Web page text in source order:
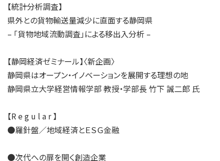
【統計分析調査】
県外との貨物輸送量減少に直面する静岡県
– 「貨物地域流動調査」による移出入分析 –
【静岡経済ゼミナール】〈新企画〉
静岡県はオープン・イノベーションを展開する理想の地
静岡県立大学経営情報学部 教授・学部長 竹下 誠二郎 氏
【R e g u l a r 】
●羅針盤／地域経済とＥＳＧ金融
●次代への扉を開く創造企業